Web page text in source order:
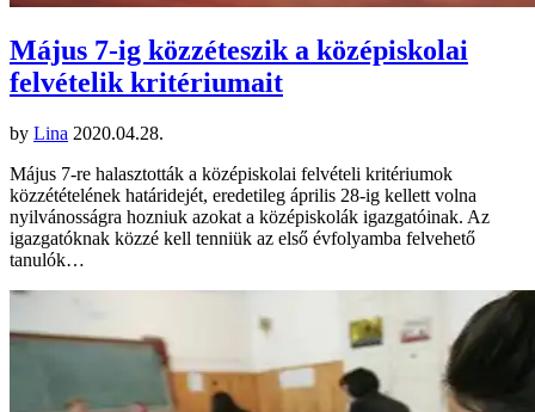
Május 7-ig közzéteszik a középiskolai
felvételik kritériumait
by Lina 2020.04.28.
Május 7-re halasztották a középiskolai felvételi kritériumok
közzétételének határidejét, eredetileg április 28-ig kellett volna
nyilvánosságra hozniuk azokat a középiskolák igazgatóinak. Az
igazgatóknak közzé kell tenniük az első évfolyamba felvehető
tanulók…